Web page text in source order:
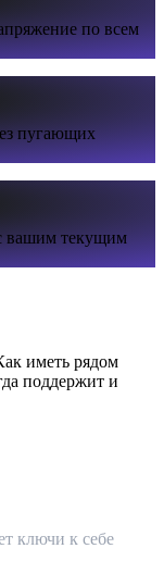
по всем
пугающих
вашим текущим
иметь рядом
поддержит и
ключи к себе